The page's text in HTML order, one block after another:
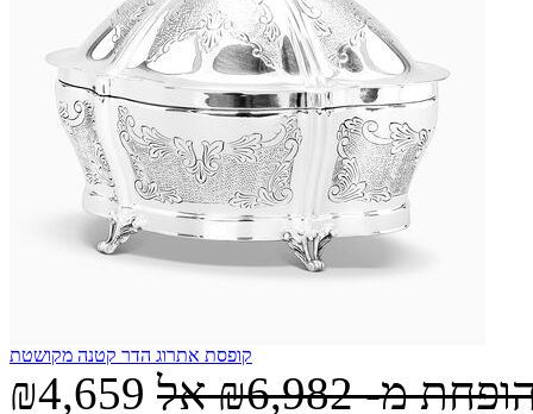
קופסת אתרוג הדר קטנה מקושטת
₪4,659 מ-₪6,982 אל